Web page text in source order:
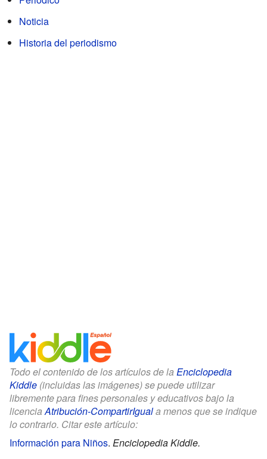
Noticia
Historia del periodismo
Todo el contenido de los artículos de la Enciclopedia
Kiddle (incluidas las imágenes) se puede utilizar
libremente para fines personales y educativos bajo la
licenciaAtribución-CompartirIguala menos que se indique
lo contrario. Citar este artículo:
Información para Niños. Enciclopedia Kiddle.